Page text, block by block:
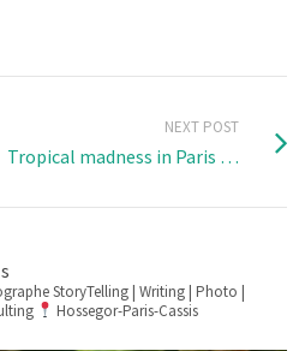
NEXT POST
Tropical madness in Paris …
StoryTelling | Writing | Photo |
Hossegor-Paris-Cassis